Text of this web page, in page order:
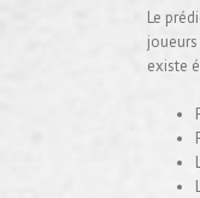
Le
existe